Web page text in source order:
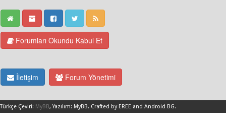
Forumları Okundu Kabul Et
İletişim Forum Yönetimi
Türkçe Çeviri: MyBB, Yazılım: MyBB. Crafted by EREE and Android BG.